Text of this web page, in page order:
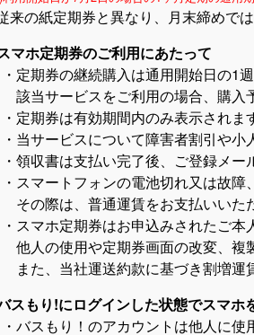
来の紙定期券と異なり、月末締めで
マホ定期券のご利用にあたって
定期券の継続購入は通用開始日の1週
当サービスをご利用の場合、購入
定期券は有効期間内のみ表示されま
当サービスについて障害者割引や小
領収書は支払い完了後、ご登録メー
スマートフォンの電池切れ又は故障
の際は、普通運賃をお支払いいた
スマホ定期券はお申込みされたご本
人の使用や定期券画面の改変、複製
た、当社運送約款に基づき割増運
スもり!にログインした状態でスマホ
バスもり！のアカウントは他人に使